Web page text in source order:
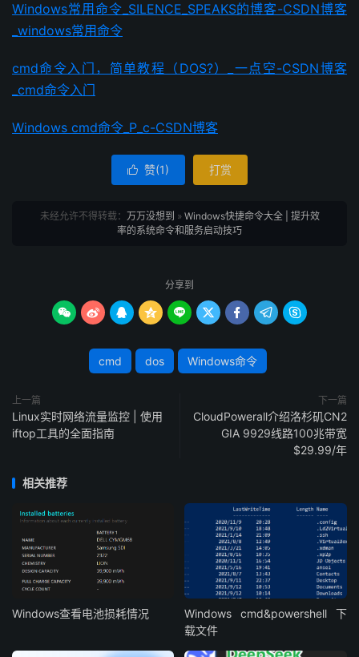
Windows常用命令_SILENCE_SPEAKS的博客-CSDN博客
_windows常用命令
cmd命令入门，简单教程（DOS?）_一点空-CSDN博客
_cmd命令入门
Windows cmd命令_P_c-CSDN博客
 赞(1) 打赏
未经允许不得转载： 万万没想到 » Windows快捷命令大全 | 提升效
率的系统命令和服务启动技巧
分享到
        
cmd dos Windows命令
上一篇
Linux实时网络流量监控 | 使用
iftop工具的全面指南
下一篇
CloudPowerall介绍洛杉矶CN2
GIA 9929线路100兆带宽
$29.99/年
相关推荐
Windows查看电池损耗情况
Windows cmd&powershell 下
载文件